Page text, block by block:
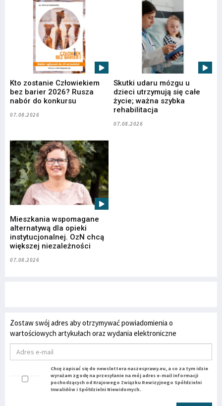
Kto zostanie Człowiekiem
bez barier 2026? Rusza
nabór do konkursu
07.08.2026
Skutki udaru mózgu u
dzieci utrzymują się całe
życie; ważna szybka
rehabilitacja
07.08.2026
Mieszkania wspomagane
alternatywą dla opieki
instytucjonalnej. OzN chcą
większej niezależności
07.08.2026
Zostaw swój adres aby otrzymywać powiadomienia o
wartościowych artykułach oraz wydania elektroniczne
Chcę zapisać się do newslettera naszesprawy.eu, a co za tym idzie
wyrażam zgodę na przesyłanie na mój adres e-mail informacji
pochodzących od Krajowego Związku Rewizyjnego Spółdzielni
Inwalidów i Spółdzielni Niewidomych.